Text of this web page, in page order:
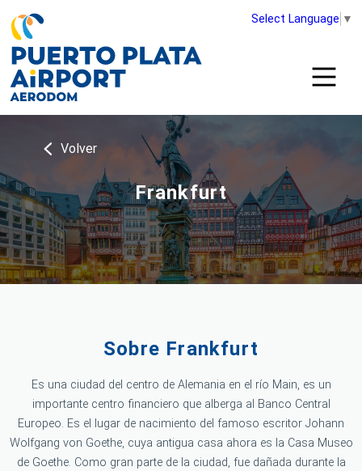
Select Language ▼
Volver
Frankfurt
Sobre Frankfurt
Es una ciudad del centro de Alemania en el río Main, es un
importante centro financiero que alberga al Banco Central
Europeo. Es el lugar de nacimiento del famoso escritor Johann
Wolfgang von Goethe, cuya antigua casa ahora es la Casa Museo
de Goethe. Como gran parte de la ciudad, fue dañada durante la